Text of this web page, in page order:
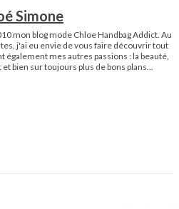
Simone
mon blog mode Chloe Handbag Addict. Au
j'ai eu envie de vous faire découvrir tout
mes autres passions : la beauté,
bien sur toujours plus de bons plans...